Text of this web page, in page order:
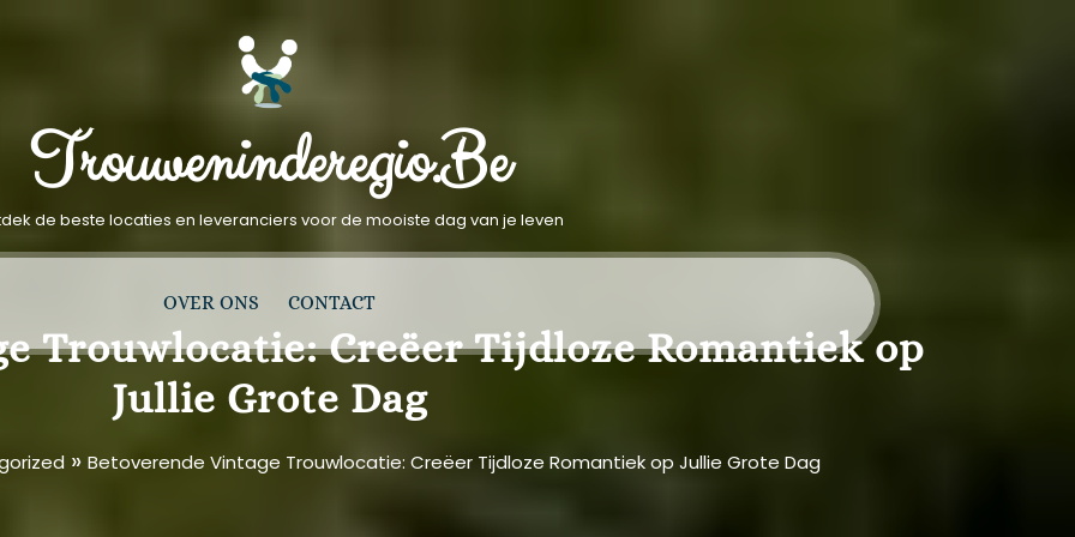
Trouweninderegio.be
de beste locaties en leveranciers voor de mooiste dag van je leven
OVER ONS CONTACT
Trouwlocatie: Creëer Tijdloze Romantiek op
Jullie Grote Dag
» Betoverende Vintage Trouwlocatie: Creëer Tijdloze Romantiek op Jullie Grote Dag